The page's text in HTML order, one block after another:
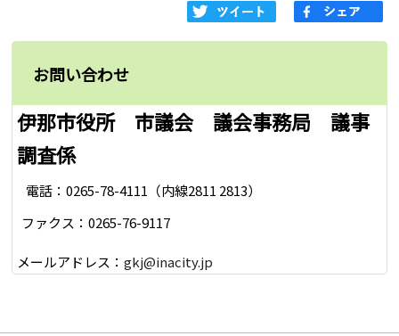
お問い合わせ
伊那市役所 市議会 議会事務局 議事
調査係
電話：0265-78-4111（内線2811 2813）
ファクス：0265-76-9117
メールアドレス：gkj@inacity.jp